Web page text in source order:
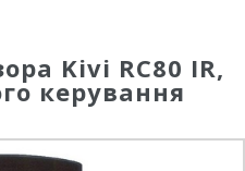
Kivi RC80 IR,
керування